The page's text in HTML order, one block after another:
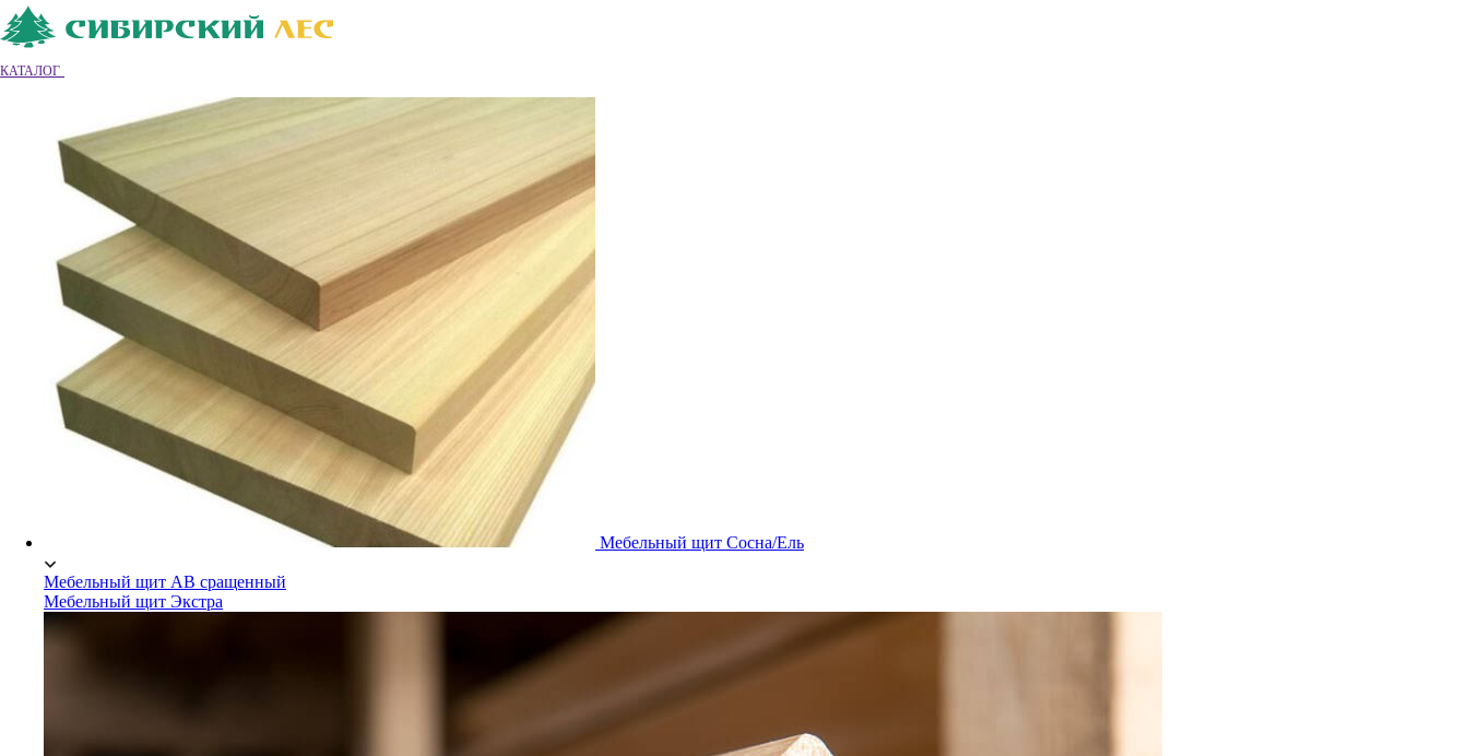
КАТАЛОГ
Мебельный щит Сосна/Ель
Мебельный щит АВ сращенный
Мебельный щит Экстра
Ваш городВладимир
| Регистрация
Обратный звонок
Каталог товаров